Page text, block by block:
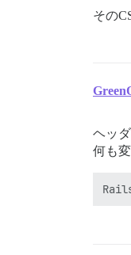
その
ヘッ
何も